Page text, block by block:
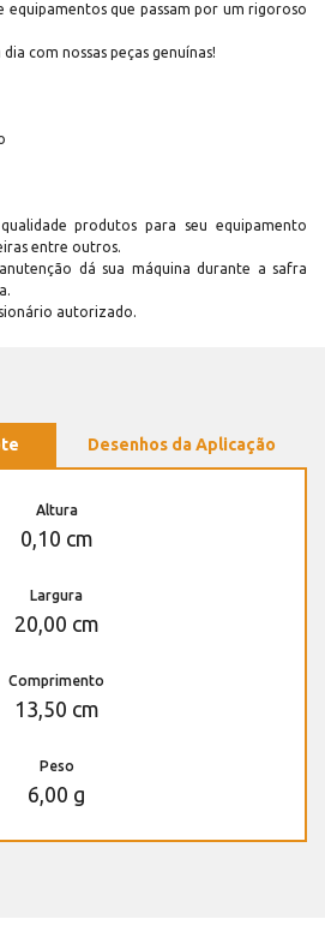
equipamentos que passam por um rigoroso
com nossas peças genuínas!
produtos para seu equipamento
entre outros.
dá sua máquina durante a safra
autorizado.
Desenhos da Aplicação
Altura
0,10 cm
Largura
20,00 cm
Comprimento
13,50 cm
Peso
6,00 g